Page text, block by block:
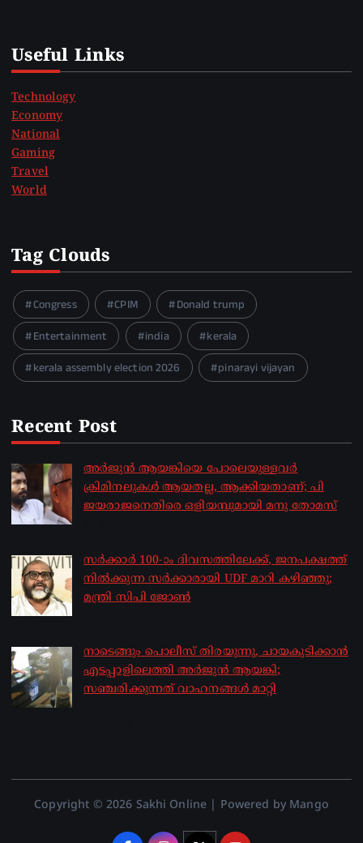
Useful Links
Technology
Economy
National
Gaming
Travel
World
Tag Clouds
Congress CPIM
Donald trump
Entertainment
india
kerala
kerala assembly election 2026
pinarayi vijayan
Recent Post
അർജുൻ ആയങ്കിയെ പോലെയുള്ളവർ
ക്രിമിനലുകൾ ആയതല്ല, ആക്കിയതാണ്; പി
ജയരാജനെതിരെ ഒളിയമ്പുമായി മനു തോമസ്
സർക്കാർ 100-ാം ദിവസത്തിലേക്ക്, ജനപക്ഷത്ത്
നിൽക്കുന്ന സർക്കാരായി UDF മാറി കഴിഞ്ഞു;
മന്ത്രി സിപി ജോൺ
നാടെങ്ങും പൊലീസ് തിരയുന്നു, ചായകുടിക്കാൻ
എടപ്പാളിലെത്തി അർജുൻ ആയങ്കി;
സഞ്ചരിക്കുന്നത് വാഹനങ്ങൾ മാറ്റി
Copyright © 2026 Sakhi Online | Powered by Mango